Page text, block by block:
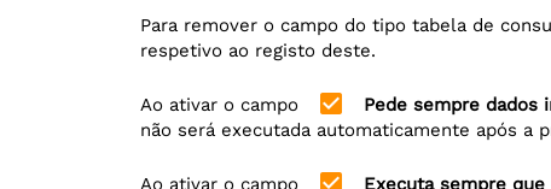
Para remover o campo do tipo tabela de
respetivo ao registo deste.
Ao ativar o campo check_box Pede sempre dados
não será executada automaticamente após a
Ao ativar o campo check_box Executa sempre